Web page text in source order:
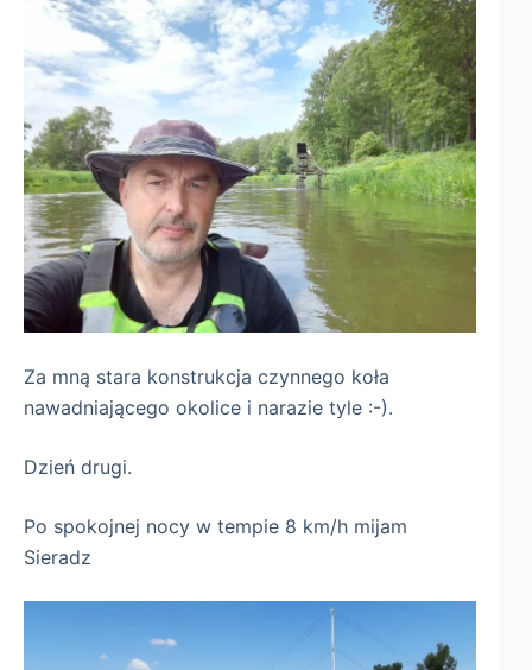
Za mną stara konstrukcja czynnego koła
nawadniającego okolice i narazie tyle :-).
Dzień drugi.
Po spokojnej nocy w tempie 8 km/h mijam
Sieradz